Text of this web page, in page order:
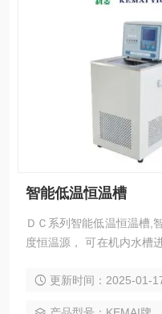
智能低温恒温槽
ＤＣ系列智能低温恒温槽,
度恒温源， 可在机内水槽
更新时间：2025-01-